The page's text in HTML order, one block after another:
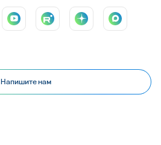
Напишите нам